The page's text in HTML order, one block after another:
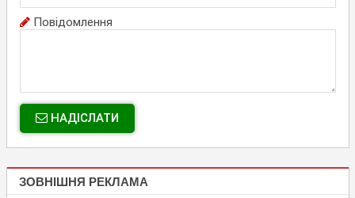
Повідомлення
НАДІСЛАТИ
ЗОВНІШНЯ РЕКЛАМА